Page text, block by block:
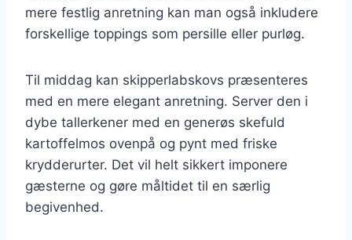
mere festlig anretning kan man også inkludere
forskellige toppings som persille eller purløg.
Til middag kan skipperlabskovs præsenteres
med en mere elegant anretning. Server den i
dybe tallerkener med en generøs skefuld
kartoffelmos ovenpå og pynt med friske
krydderurter. Det vil helt sikkert imponere
gæsterne og gøre måltidet til en særlig
begivenhed.